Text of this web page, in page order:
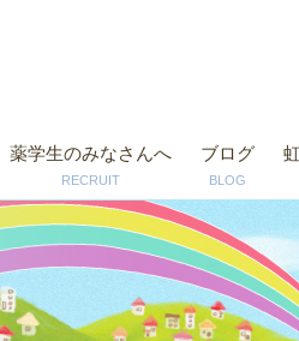
薬学生のみなさんへ
RECRUIT
ブログ
BLOG